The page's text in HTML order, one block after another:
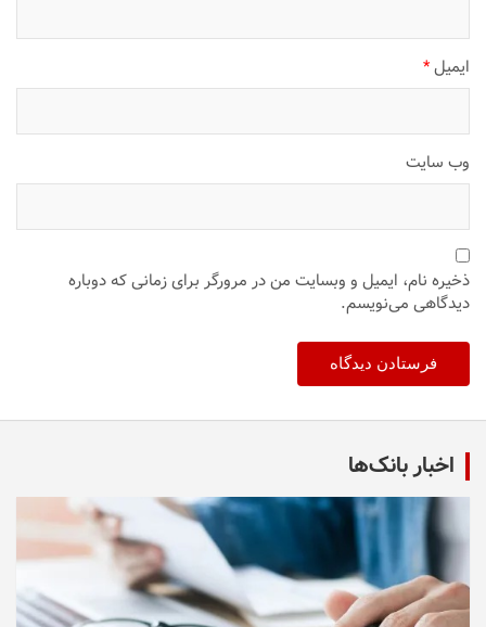
ایمیل*
وب‌ سایت
ذخیره نام، ایمیل و وبسایت من در مرورگر برای زمانی که دوباره
دیدگاهی می‌نویسم.
اخبار بانک‌ها